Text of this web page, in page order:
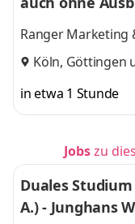
Ranger Marketing
Köln, Göttingen
in etwa 1 Stunde
Jobszu
Duales
A.) - Junghans